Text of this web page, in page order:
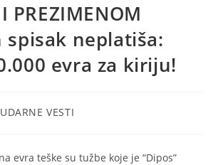
PREZIMENOM
spisak neplatiša:
evra za kiriju!
Post
UDARNE VESTI
evra teške su tužbe koje je “Dipos”